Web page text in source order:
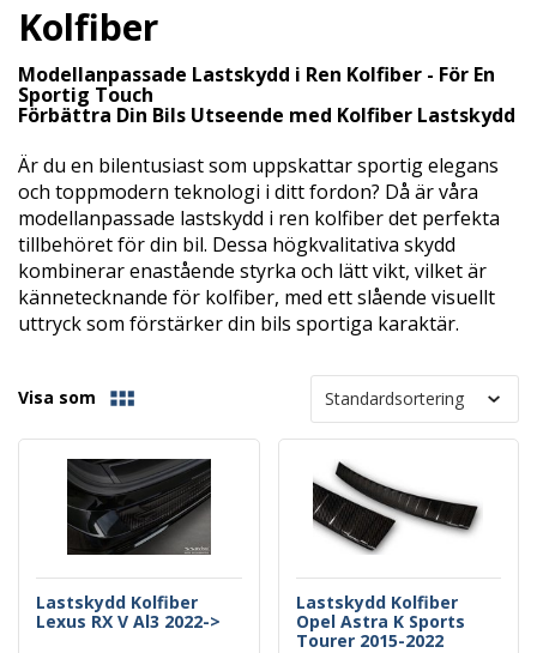
Kolfiber
Modellanpassade Lastskydd i Ren Kolfiber - För En
Sportig Touch
Förbättra Din Bils Utseende med Kolfiber Lastskydd
Är du en bilentusiast som uppskattar sportig elegans
och toppmodern teknologi i ditt fordon? Då är våra
modellanpassade lastskydd i ren kolfiber det perfekta
tillbehöret för din bil. Dessa högkvalitativa skydd
kombinerar enastående styrka och lätt vikt, vilket är
kännetecknande för kolfiber, med ett slående visuellt
uttryck som förstärker din bils sportiga karaktär.
Visa som
Lastskydd Kolfiber
Lexus RX V Al3 2022->
Lastskydd Kolfiber
Opel Astra K Sports
Tourer 2015-2022